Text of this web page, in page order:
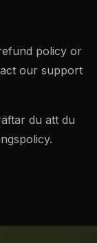
policy or
our support
du att du